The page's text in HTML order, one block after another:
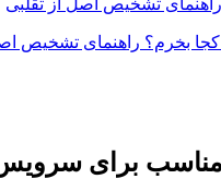
بخرم؟ راهنمای تشخیص
برای